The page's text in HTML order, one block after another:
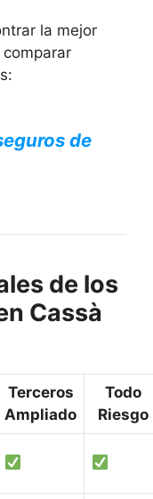
la mejor
de
de los
Cassà
Terceros
Ampliado
Todo
Riesgo